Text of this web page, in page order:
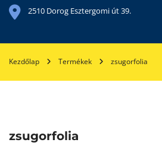
2510 Dorog Esztergomi út 39.
Kezdőlap Termékek zsugorfolia
zsugorfolia